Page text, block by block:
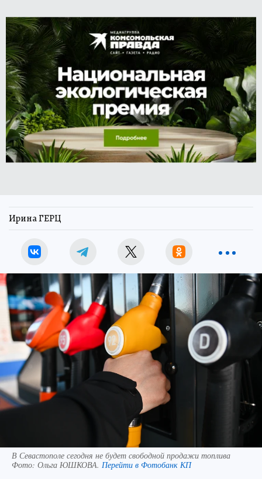
Ирина ГЕРЦ
В Севастополе сегодня не будет свободной продажи топлива
Фото: Ольга ЮШКОВА. Перейти в Фотобанк КП